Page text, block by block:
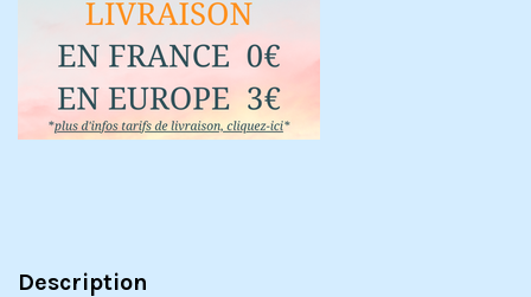
Description